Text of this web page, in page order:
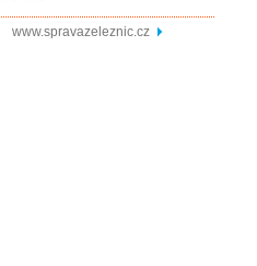
www.spravazeleznic.cz